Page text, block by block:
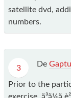
satellite dvd,
numbers.
3 De
Prior to the